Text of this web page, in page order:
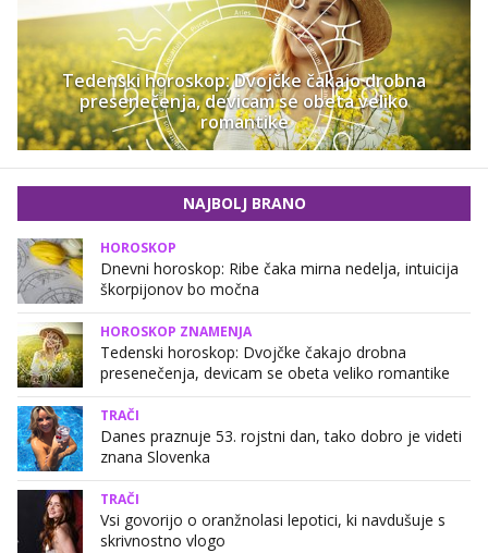
Tedenski horoskop: Dvojčke čakajo drobna
presenečenja, devicam se obeta veliko
romantike
NAJBOLJ BRANO
HOROSKOP
Dnevni horoskop: Ribe čaka mirna nedelja, intuicija
škorpijonov bo močna
HOROSKOP ZNAMENJA
Tedenski horoskop: Dvojčke čakajo drobna
presenečenja, devicam se obeta veliko romantike
TRAČI
Danes praznuje 53. rojstni dan, tako dobro je videti
znana Slovenka
TRAČI
Vsi govorijo o oranžnolasi lepotici, ki navdušuje s
skrivnostno vlogo